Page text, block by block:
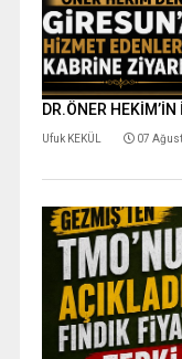
DR.ÖNER
Ufuk KEKÜL 07